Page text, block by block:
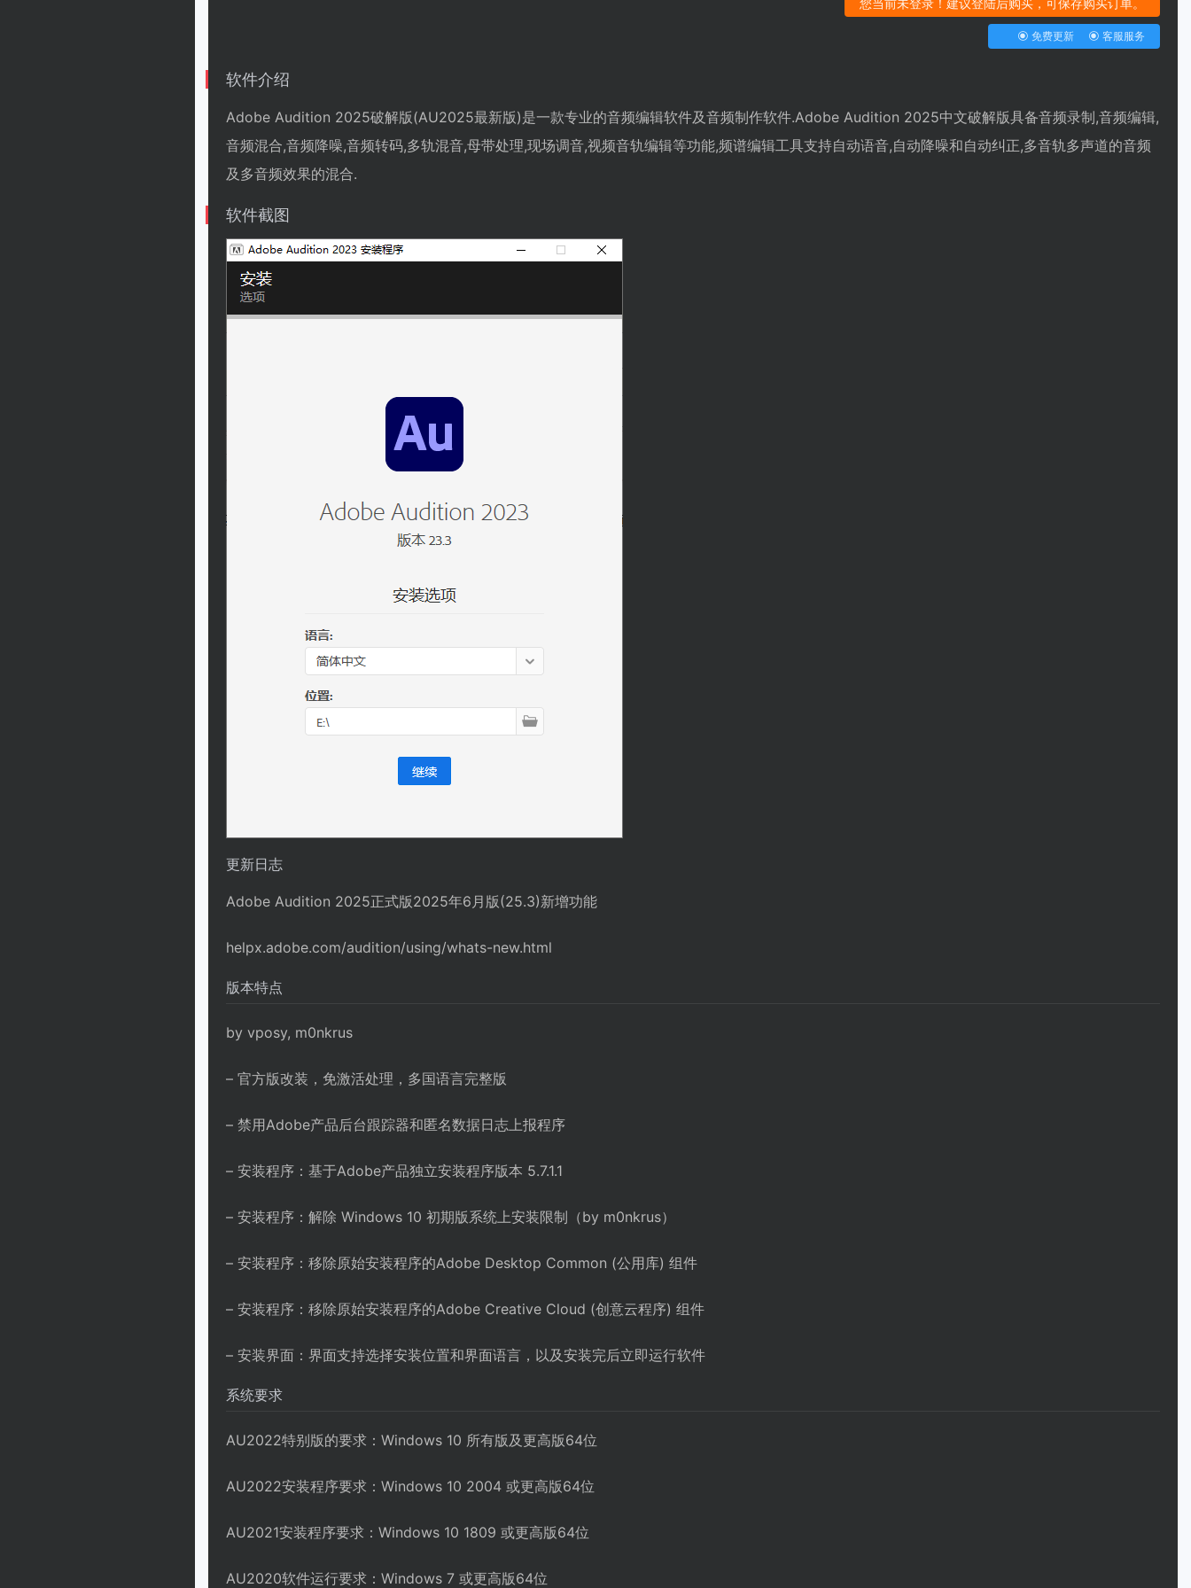
免费更新 客服服务
软件介绍
Adobe Audition 2025破解版(AU2025最新版)是一款专业的音频编辑软件及音频制作软件.Adobe Audition 2025中文破解版具备音频录制,音频编辑,
音频混合,音频降噪,音频转码,多轨混音,母带处理,现场调音,视频音轨编辑等功能,频谱编辑工具支持自动语音,自动降噪和自动纠正,多音轨多声道的音频
及多音频效果的混合.
软件截图
更新日志
Adobe Audition 2025正式版2025年6月版(25.3)新增功能
helpx.adobe.com/audition/using/whats-new.html
版本特点
by vposy, m0nkrus
– 官方版改装，免激活处理，多国语言完整版
– 禁用Adobe产品后台跟踪器和匿名数据日志上报程序
– 安装程序：基于Adobe产品独立安装程序版本 5.7.1.1
– 安装程序：解除 Windows 10 初期版系统上安装限制（by m0nkrus）
– 安装程序：移除原始安装程序的Adobe Desktop Common (公用库) 组件
– 安装程序：移除原始安装程序的Adobe Creative Cloud (创意云程序) 组件
– 安装界面：界面支持选择安装位置和界面语言，以及安装完后立即运行软件
系统要求
AU2022特别版的要求：Windows 10 所有版及更高版64位
AU2022安装程序要求：Windows 10 2004 或更高版64位
AU2021安装程序要求：Windows 10 1809 或更高版64位
AU2020软件运行要求：Windows 7 或更高版64位